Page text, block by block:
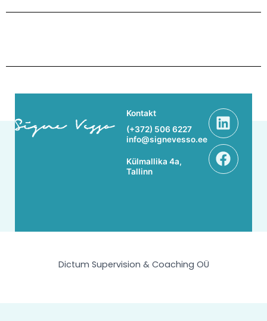
Kontakt
(+372) 506 6227
info@signevesso.ee
Külmallika 4a,
Tallinn
Dictum Supervision & Coaching OÜ